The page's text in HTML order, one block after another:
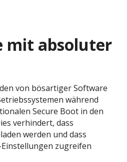
mit absoluter
von bösartiger Software
während
Secure Boot in den
verhindert, dass
werden und dass
zugreifen